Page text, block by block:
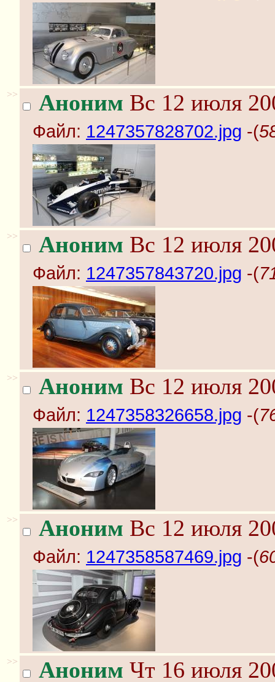
>> Аноним Вс 12 июля
Файл: 1247357828702.jpg -(
>> Аноним Вс 12 июля
Файл: 1247357843720.jpg -(
>> Аноним Вс 12 июля
Файл: 1247358326658.jpg -(
>> Аноним Вс 12 июля
Файл: 1247358587469.jpg -(
>> Аноним Чт 16 июля